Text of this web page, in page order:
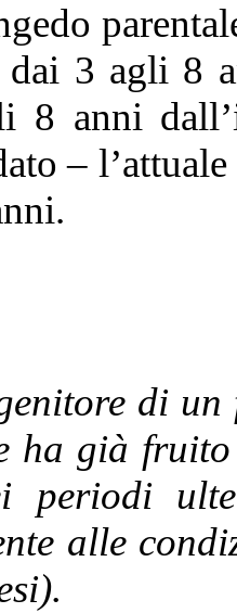
3 agli 8
8 anni
–
di
ha già
periodi
alle